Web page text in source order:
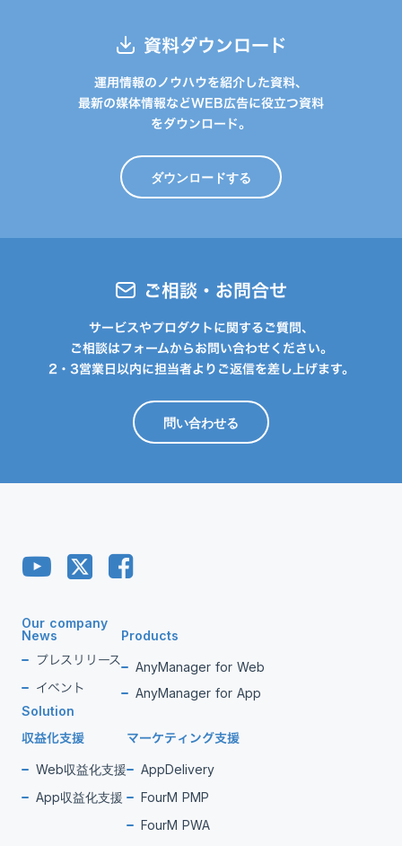
資料ダウンロード
運用情報のノウハウを紹介した資料、
最新の媒体情報などWEB広告に役立つ資料
をダウンロード。
ダウンロードする
ご相談・お問合せ
サービスやプロダクトに関するご質問、
ご相談はフォームからお問い合わせください。
2・3営業日以内に担当者よりご返信を差し上げます。
問い合わせる
Our company
News
プレスリリース
イベント
Products
AnyManager for Web
AnyManager for App
Solution
収益化支援
Web収益化支援
App収益化支援
マーケティング支援
AppDelivery
FourM PMP
FourM PWA